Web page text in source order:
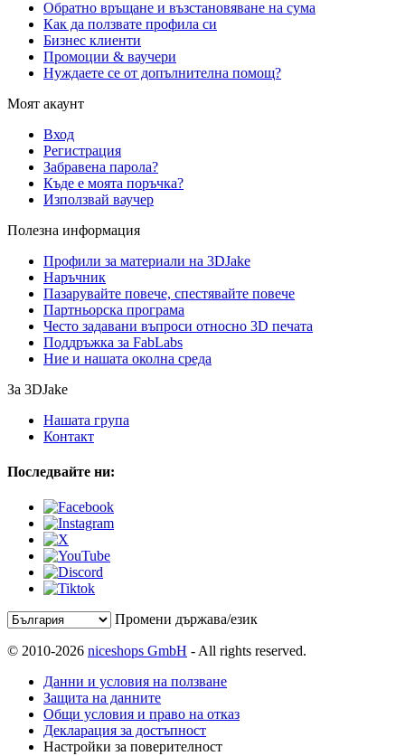
Обратно връщане и възстановяване на сума
Как да ползвате профила си
Бизнес клиенти
Промоции & ваучери
Нуждаете се от допълнителна помощ?
Моят акаунт
Вход
Регистрация
Забравена парола?
Къде е моята поръчка?
Използвай ваучер
Полезна информация
Профили за материали на 3DJake
Наръчник
Пазарувайте повече, спестявайте повече
Партньорска програма
Често задавани въпроси относно 3D печата
Поддръжка за FabLabs
Ние и нашата околна среда
За 3DJake
Нашата група
Контакт
Последвайте ни:
Промени държава/език
© 2010-2026 niceshops GmbH - All rights reserved.
Данни и условия на ползване
Защита на данните
Общи условия и право на отказ
Декларация за достъпност
Настройки за поверителност